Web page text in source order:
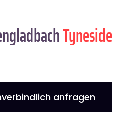
Tyneside
anfragen